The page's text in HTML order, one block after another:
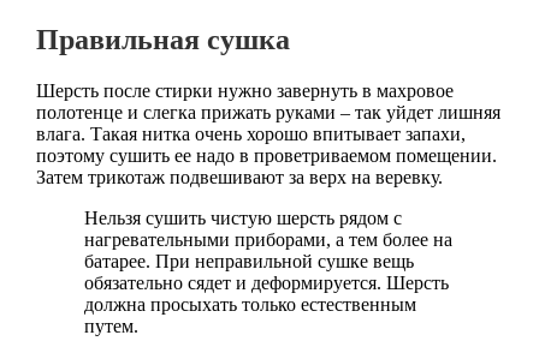
Правильная сушка
Шерсть после стирки нужно завернуть в махровое
полотенце и слегка прижать руками – так уйдет лишняя
влага. Такая нитка очень хорошо впитывает запахи,
поэтому сушить ее надо в проветриваемом помещении.
Затем трикотаж подвешивают за верх на веревку.
Нельзя сушить чистую шерсть рядом с
нагревательными приборами, а тем более на
батарее. При неправильной сушке вещь
обязательно сядет и деформируется. Шерсть
должна просыхать только естественным
путем.